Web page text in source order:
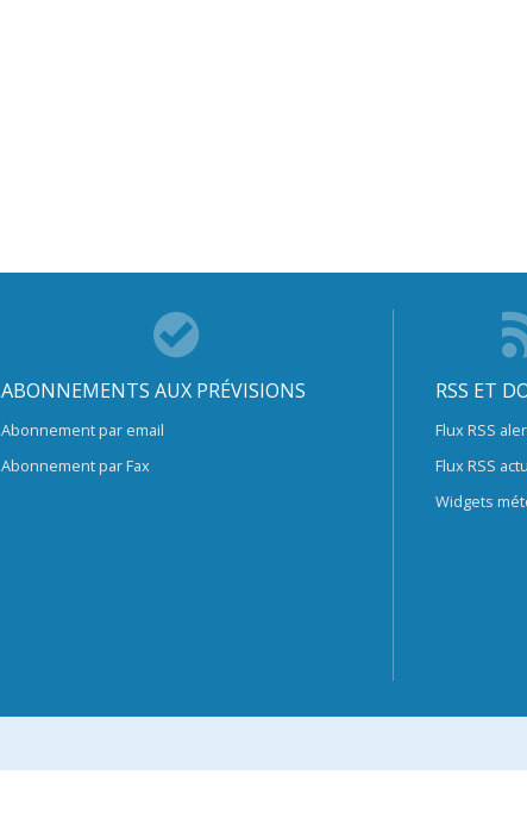
ABONNEMENTS AUX PRÉVISIONS
Abonnement par email
Abonnement par Fax
RSS ET
Flux RSS
Flux RSS
Widgets